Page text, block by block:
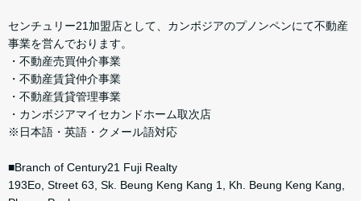
センチュリー21加盟店として、カンボジアのプノンペンにて不動産
事業を営んでおります。
・不動産売買仲介事業
・不動産賃貸仲介事業
・不動産賃貸管理事業
・カンボジアマイセカンドホーム取次店
※日本語・英語・クメール語対応
■Branch of Century21 Fuji Realty
193Eo, Street 63, Sk. Beung Keng Kang 1, Kh. Beung Keng Kang,